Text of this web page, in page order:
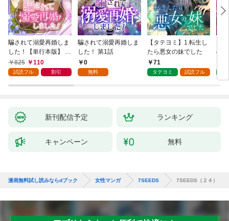
騙されて溺愛再婚しま
した！【単行本版】 1
巻825 110
試読フル 割引
騙されて溺愛再婚しま
した！ 第1話
0
無料
【タテヨミ】1.転生し
たら悪女の妹でした
71
タテヨミ 試読フル
の
新刊配信予定 ランキング
キャンペーン 無料
漫画無料試し読みならdブック 女性マンガ 7SEEDS 7SEEDS（２４）